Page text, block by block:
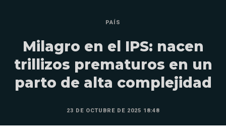
PAÍS
Milagro en el IPS: nacen
trillizos prematuros en un
parto de alta complejidad
23 DE OCTUBRE DE 2025 18:48